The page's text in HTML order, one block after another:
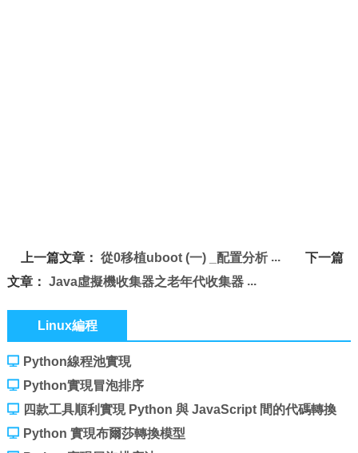
上一篇文章：從0移植uboot (一) _配置分析
下一篇
文章： Java虛擬機收集器之老年代收集器
Linux編程
Python線程池實現
Python實現冒泡排序
四款工具順利實現 Python 與 JavaScript 間的代碼轉換
Python 實現布爾莎轉換模型